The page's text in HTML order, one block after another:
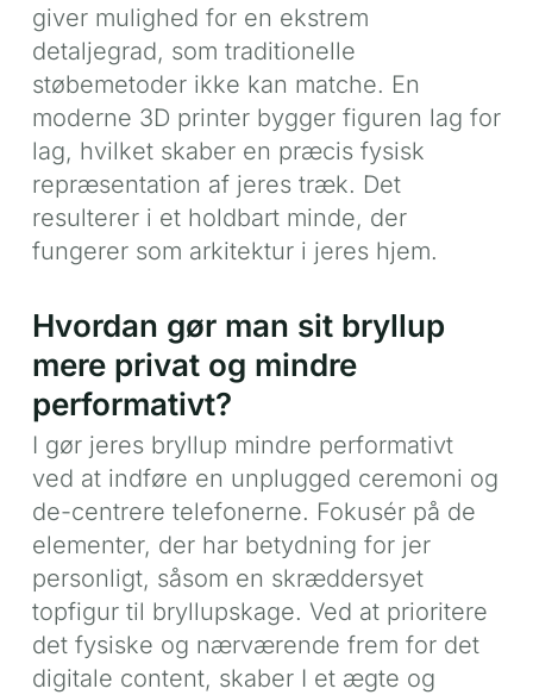
giver mulighed for en ekstrem
detaljegrad, som traditionelle
støbemetoder ikke kan matche. En
moderne 3D printer bygger figuren lag for
lag, hvilket skaber en præcis fysisk
repræsentation af jeres træk. Det
resulterer i et holdbart minde, der
fungerer som arkitektur i jeres hjem.
Hvordan gør man sit bryllup
mere privat og mindre
performativt?
I gør jeres bryllup mindre performativt
ved at indføre en unplugged ceremoni og
de-centrere telefonerne. Fokusér på de
elementer, der har betydning for jer
personligt, såsom en skræddersyet
topfigur til bryllupskage. Ved at prioritere
det fysiske og nærværende frem for det
digitale content, skaber I et ægte og